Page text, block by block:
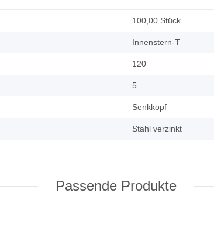
100,00 Stück
Innenstern-T
120
5
Senkkopf
Stahl verzinkt
Passende Produkte